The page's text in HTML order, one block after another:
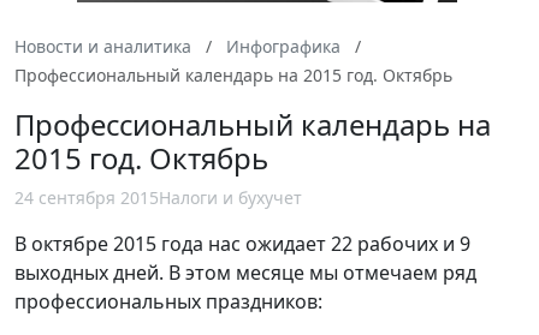
Новости и аналитика
Инфографика
Профессиональный календарь на 2015 год. Октябрь
Профессиональный календарь на
2015 год. Октябрь
24 сентября 2015Налоги и бухучет
В октябре 2015 года нас ожидает 22 рабочих и 9
выходных дней. В этом месяце мы отмечаем ряд
профессиональных праздников: